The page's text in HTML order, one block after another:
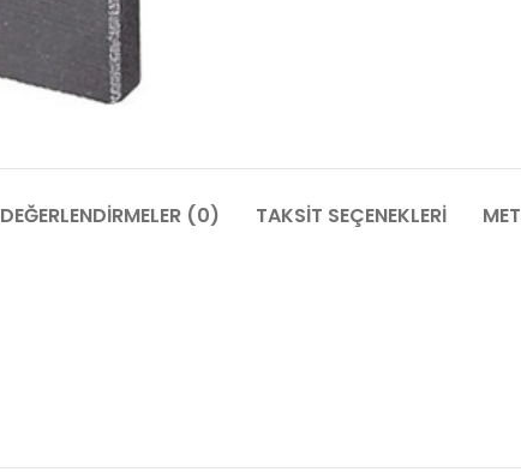
DEĞERLENDIRMELER (0) TAKSIT SEÇENEKLERI